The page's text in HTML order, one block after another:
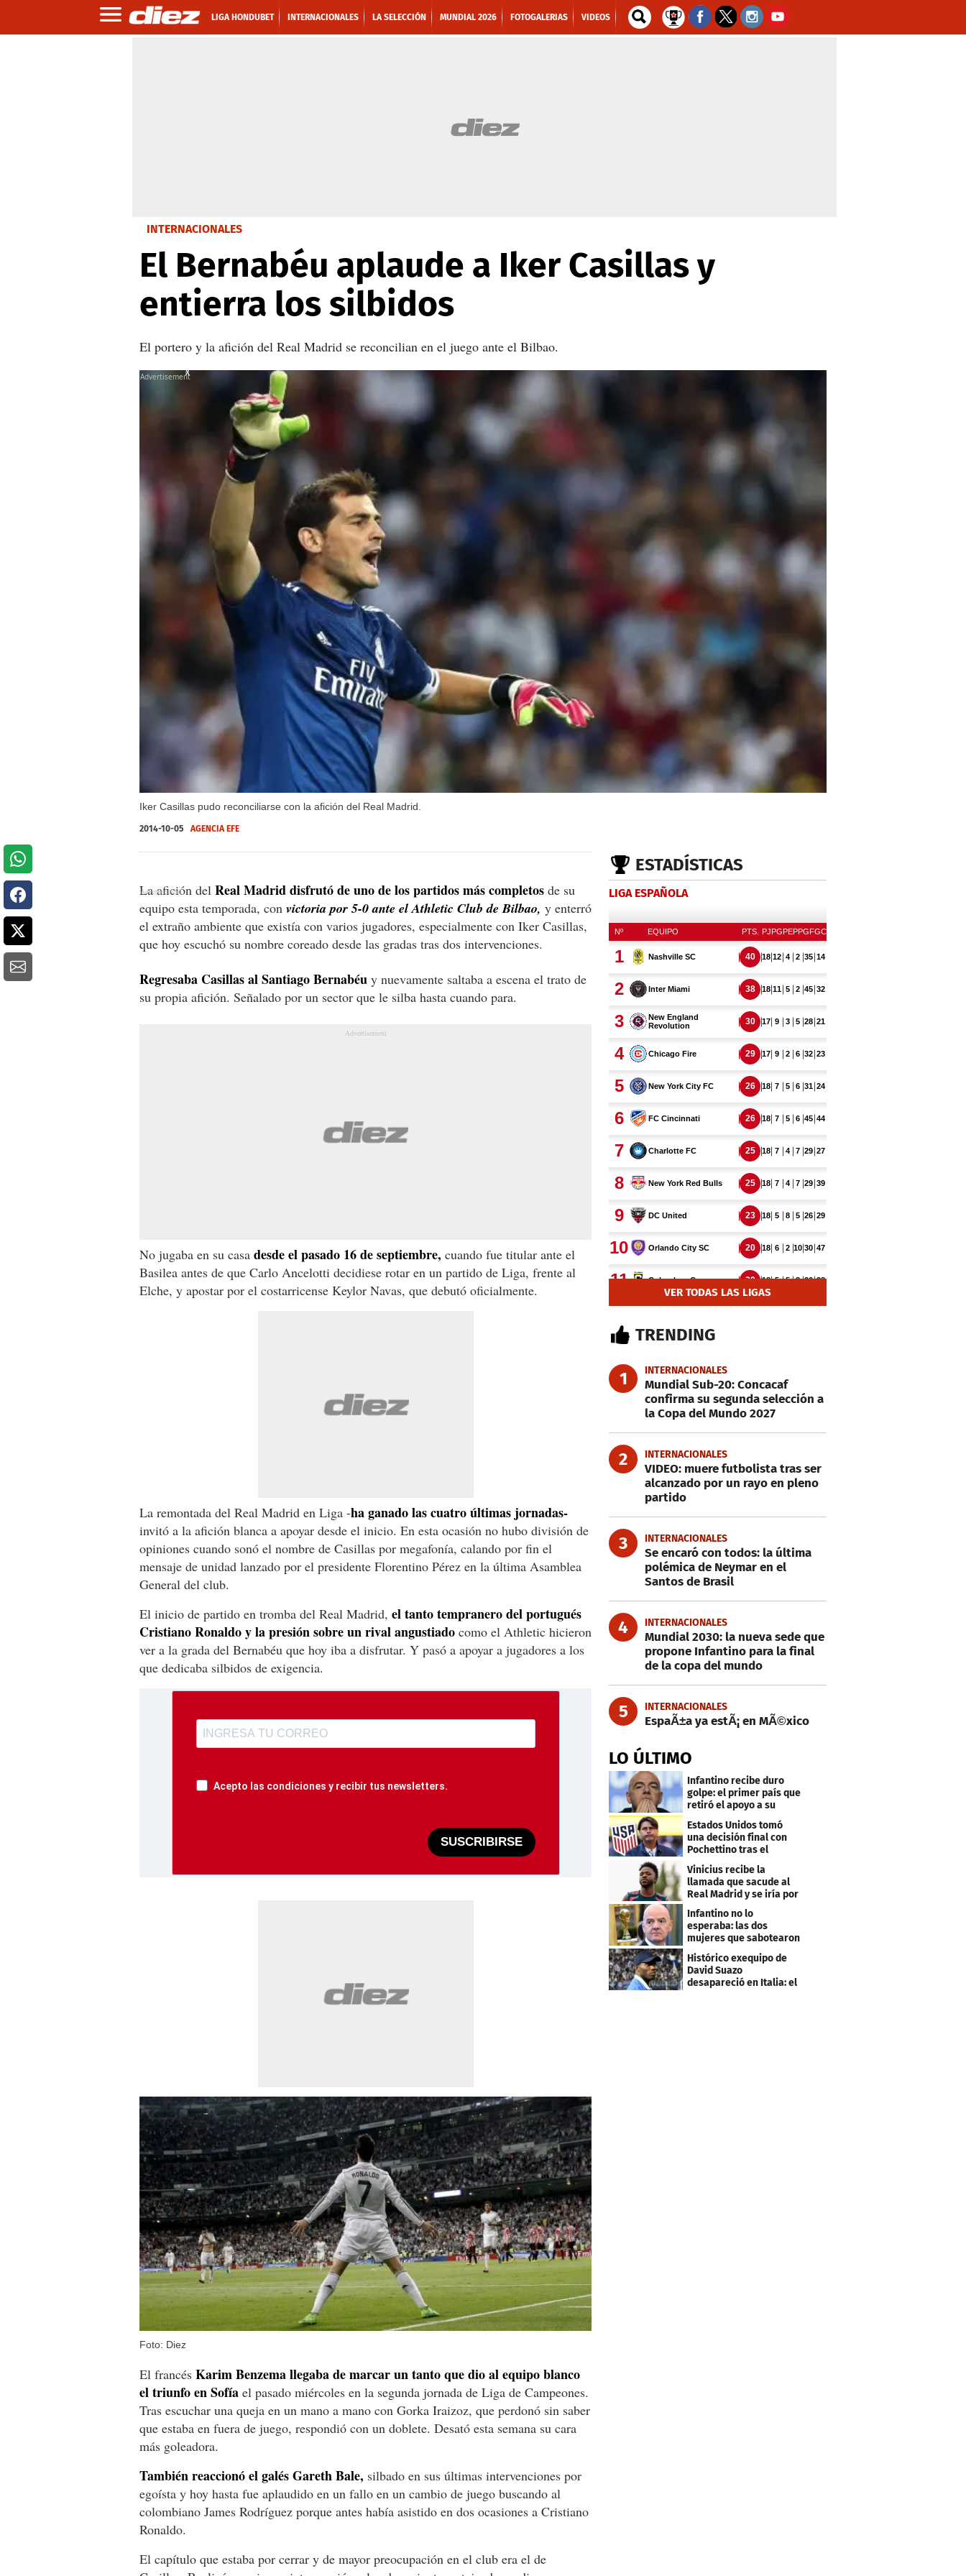
LIGA HONDUBET INTERNACIONALES LA SELECCIÓN MUNDIAL 2026 FOTOGALERIAS VIDEOS
INTERNACIONALES
El Bernabéu aplaude a Iker Casillas y
entierra los silbidos
El portero y la afición del Real Madrid se reconcilian en el juego ante el Bilbao.
Iker Casillas pudo reconciliarse con la afición del Real Madrid.
X
X
2014-10-05 AGENCIA EFE
La afición del Real Madrid disfrutó de uno de los partidos más completos de su
equipo esta temporada, con victoria por 5-0 ante el Athletic Club de Bilbao, y enterró
el extraño ambiente que existía con varios jugadores, especialmente con Iker Casillas,
que hoy escuchó su nombre coreado desde las gradas tras dos intervenciones.
Regresaba Casillas al Santiago Bernabéu y nuevamente saltaba a escena el trato de
su propia afición. Señalado por un sector que le silba hasta cuando para.
No jugaba en su casa desde el pasado 16 de septiembre, cuando fue titular ante el
Basilea antes de que Carlo Ancelotti decidiese rotar en un partido de Liga, frente al
Elche, y apostar por el costarricense Keylor Navas, que debutó oficialmente.
La remontada del Real Madrid en Liga -ha ganado las cuatro últimas jornadas-
invitó a la afición blanca a apoyar desde el inicio. En esta ocasión no hubo división de
opiniones cuando sonó el nombre de Casillas por megafonía, calando por fin el
mensaje de unidad lanzado por el presidente Florentino Pérez en la última Asamblea
General del club.
El inicio de partido en tromba del Real Madrid, el tanto tempranero del portugués
Cristiano Ronaldo y la presión sobre un rival angustiado como el Athletic hicieron
ver a la grada del Bernabéu que hoy iba a disfrutar. Y pasó a apoyar a jugadores a los
que dedicaba silbidos de exigencia.
Acepto las condiciones y recibir tus newsletters.
SUSCRIBIRSE
Foto: Diez
El francés Karim Benzema llegaba de marcar un tanto que dio al equipo blanco
el triunfo en Sofía el pasado miércoles en la segunda jornada de Liga de Campeones.
Tras escuchar una queja en un mano a mano con Gorka Iraizoz, que perdonó sin saber
que estaba en fuera de juego, respondió con un doblete. Desató esta semana su cara
más goleadora.
También reaccionó el galés Gareth Bale, silbado en sus últimas intervenciones por
egoísta y hoy hasta fue aplaudido en un fallo en un cambio de juego buscando al
colombiano James Rodríguez porque antes había asistido en dos ocasiones a Cristiano
Ronaldo.
El capítulo que estaba por cerrar y de mayor preocupación en el club era el de
ESTADÍSTICAS
LIGA ESPAÑOLA
VER TODAS LAS LIGAS
TRENDING
1 INTERNACIONALES
Mundial Sub-20: Concacaf
confirma su segunda selección a
la Copa del Mundo 2027
2 INTERNACIONALES
VIDEO: muere futbolista tras ser
alcanzado por un rayo en pleno
partido
3 INTERNACIONALES
Se encaró con todos: la última
polémica de Neymar en el
Santos de Brasil
4 INTERNACIONALES
Mundial 2030: la nueva sede que
propone Infantino para la final
de la copa del mundo
5 INTERNACIONALES
EspaÃ±a ya estÃ¡ en MÃ©xico
LO ÚLTIMO
Infantino recibe duro
golpe: el primer país que
retiró el apoyo a su
Estados Unidos tomó
una decisión final con
Pochettino tras el
Mundial
Vinicius recibe la
llamada que sacude al
Real Madrid y se iría por
este salario
Infantino no lo
esperaba: las dos
mujeres que sabotearon
sus planes con el
Mundial
Histórico exequipo de
David Suazo
desapareció en Italia: el